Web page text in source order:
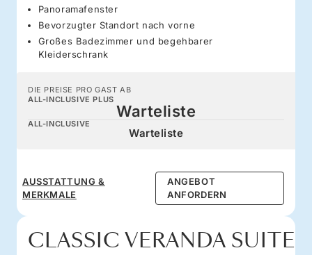
Panoramafenster
Bevorzugter Standort nach vorne
Großes Badezimmer und begehbarer
Kleiderschrank
DIE PREISE PRO GAST AB
ALL-INCLUSIVE PLUS
Warteliste
ALL-INCLUSIVE
Warteliste
AUSSTATTUNG &
MERKMALE
ANGEBOT
ANFORDERN
CLASSIC VERANDA SUITE